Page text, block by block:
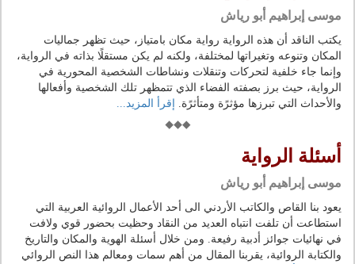
موسى إبراهيم أبو رياش
يكتب الناقد أن هذه الرواية رواية مكان بامتياز، حيث تظهر جماليات
المكان وتنوعه وتغيراتها لمختلفة، ولكنه لم يكن مستقلًا بذاته في الرواية،
وإنما جاء خلفية لتحركات وتنقلات ونشاطات الشخصية المحورية في
الرواية، حيث برز بصفته الفضاء الذي تتمظهر تلك الشخصية وأفعالها
والأحداث التي تبرزها مؤثرًة ومتأثرًة.
إقرأ المزيد...
أسئلة الرواية
موسى إبراهيم أبو رياش
يعود بنا القاص والكاتب الأردني الى أحد الأعمال الروائية العربية التي
استطاعت أن تلفت انتباه العديد من النقاد وحظيت بحضور قوي ولافت
في نهائيات جوائز أدبية رفيعة. ومن خلال أسئلة الهوية والمكان والتاريخ
والكتابة الروائية، يقربنا المقال من أهم سمات ومعالم هذا النص الروائي